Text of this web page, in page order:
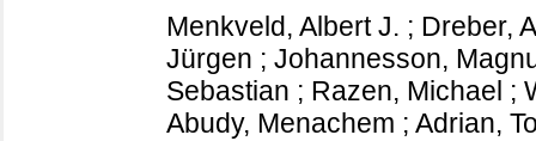
Menkveld, Albert J. ; Dreber,
Jürgen ; Johannesson,
Sebastian ; Razen, Michael ;
Abudy, Menachem ; Adrian,